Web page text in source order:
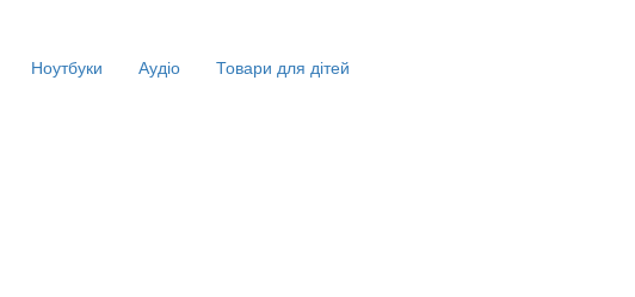
Ноутбуки Аудіо Товари для дітей